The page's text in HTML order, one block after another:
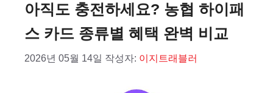
아직도 충전하세요? 농협 하이패
스 카드 종류별 혜택 완벽 비교
2026년 05월 14일 작성자: 이지트래블러